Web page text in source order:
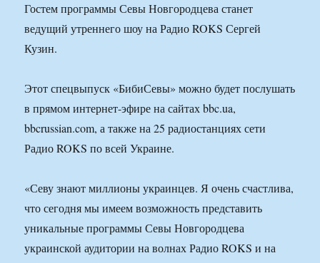
Гостем программы Севы Новгородцева станет
ведущий утреннего шоу на Радио ROKS Сергей
Кузин.
Этот спецвыпуск «БибиСевы» можно будет послушать
в прямом интернет-эфире на сайтах bbc.ua,
bbcrussian.com, а также на 25 радиостанциях сети
Радио ROKS по всей Украине.
«Севу знают миллионы украинцев. Я очень счастлива,
что сегодня мы имеем возможность представить
уникальные программы Севы Новгородцева
украинской аудитории на волнах Радио ROKS и на